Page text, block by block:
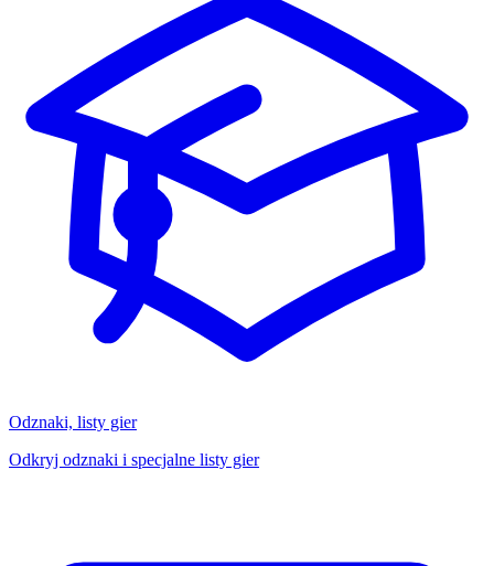
Odznaki, listy gier
Odkryj odznaki i specjalne listy gier